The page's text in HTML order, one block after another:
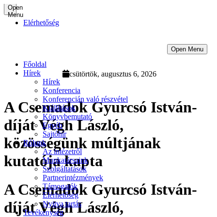
Open
Menu
Elérhetőség
Open Menu
Főoldal
Hírek
Hírek
Konferencia
Konferencián való részvétel
Kiállítások
Könyvbemutató
Egyéb
Sajtóhír
Rólunk
Az intézetről
Munkatársaink
Szolgáltatások
Partnerintézmények
Támogatók
Elérhetőség
Nyitva tartás
Tevékenység
csütörtök, augusztus 6, 2026
A Csemadok Gyurcsó István-
díját Végh László,
közösségünk múltjának
kutatója kapta
A Csemadok Gyurcsó István-
díját Végh László,